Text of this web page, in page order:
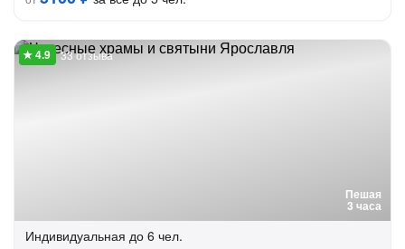
Пешая
3 часа
33 отзыва
Индивидуальная до 6 чел.